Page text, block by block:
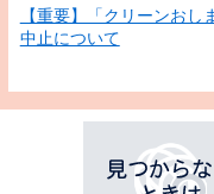
【重要】「クリーンお
中止について